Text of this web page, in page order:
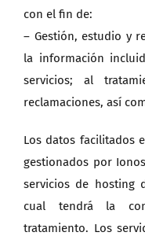
con el fin de:
– Gestión, estudio y
la información
servicios; al
reclamaciones, así
Los datos facilitados
gestionados por Ionos
servicios de hosting
cual tendrá la
tratamiento. Los